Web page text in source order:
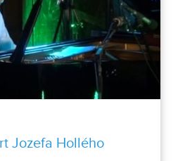
Jozefa Hollého